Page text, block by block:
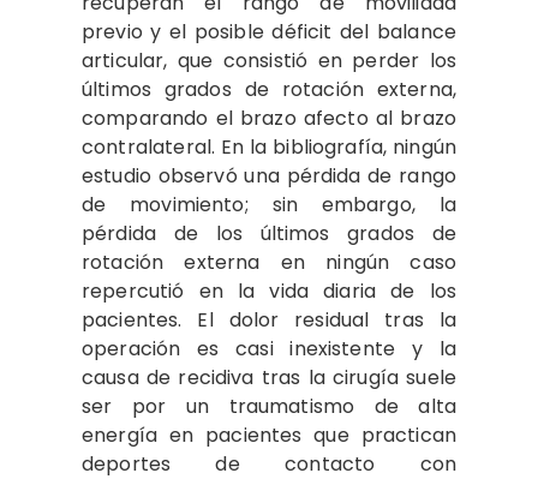
previo y el posible déficit del balance
articular, que consistió en perder los
últimos grados de rotación externa,
comparando el brazo afecto al brazo
contralateral. En la bibliografía, ningún
estudio observó una pérdida de rango
de movimiento; sin embargo, la
pérdida de los últimos grados de
rotación externa en ningún caso
repercutió en la vida diaria de los
pacientes. El dolor residual tras la
operación es casi inexistente y la
causa de recidiva tras la cirugía suele
ser por un traumatismo de alta
energía en pacientes que practican
deportes de contacto con